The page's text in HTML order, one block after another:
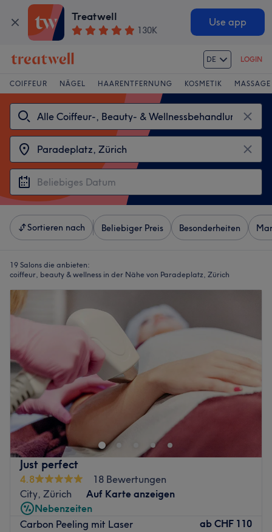
Treatwell
130K
Use app
DE LOGIN
COIFFEUR NÄGEL HAARENTFERNUNG KOSMETIK MASSAGE
Sortieren nach Beliebiger Preis Besonderheiten
19 Salons die anbieten:
coiffeur, beauty & wellness in der Nähe von Paradeplatz, Zürich
Just perfect
4.8
18 Bewertungen
City, Zürich
Auf Karte anzeigen
Nebenzeiten
Carbon Peeling mit Laser
ab CHF 110